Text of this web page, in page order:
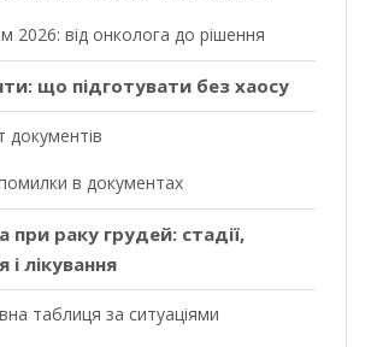
2026: від онколога до рішення
що підготувати без хаосу
документів
в документах
при раку грудей: стадії,
і лікування
таблиця за ситуаціями